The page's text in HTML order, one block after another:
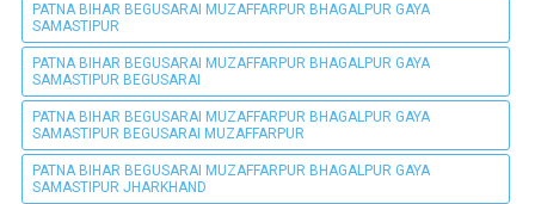
PATNA BIHAR BEGUSARAI MUZAFFARPUR BHAGALPUR GAYA
SAMASTIPUR
PATNA BIHAR BEGUSARAI MUZAFFARPUR BHAGALPUR GAYA
SAMASTIPUR BEGUSARAI
PATNA BIHAR BEGUSARAI MUZAFFARPUR BHAGALPUR GAYA
SAMASTIPUR BEGUSARAI MUZAFFARPUR
PATNA BIHAR BEGUSARAI MUZAFFARPUR BHAGALPUR GAYA
SAMASTIPUR JHARKHAND